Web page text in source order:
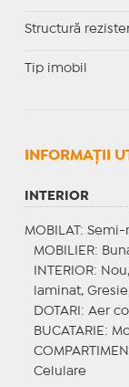
Structură
Tip imobil
INFORMAŢII
INTERIOR
MOBILAT : Semi-
MOBILIER:
INTERIOR:
laminat,
DOTARI : Aer
BUCATARIE :
Celulare